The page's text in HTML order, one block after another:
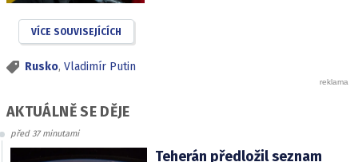
VÍCE SOUVISEJÍCÍCH
Rusko, Vladimír Putin
AKTUÁLNĚ SE DĚJE
před 37 minutami
Teherán předložil seznam